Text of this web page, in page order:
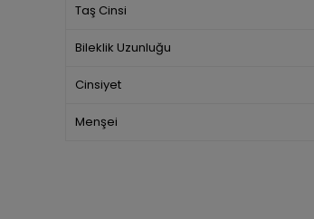
Taş Cinsi
Bileklik Uzunluğu
Cinsiyet
Menşei